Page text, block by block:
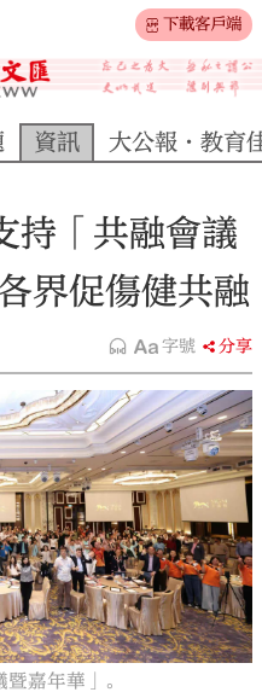
下載客戶端
資訊 大公報·教育
持「共融會議
界促傷健共融
字號 分享
嘉年華」。